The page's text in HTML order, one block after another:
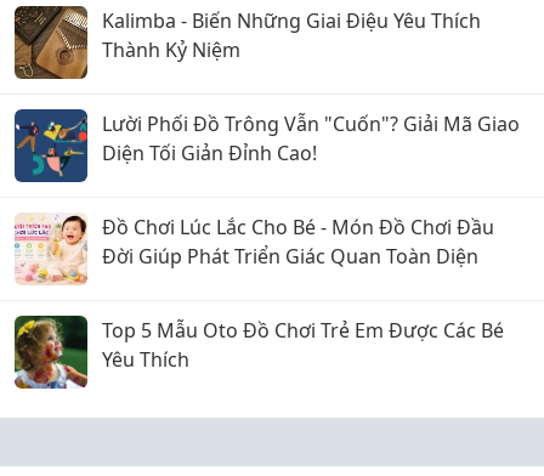
Kalimba - Biến Những Giai Điệu Yêu Thích
Thành Kỷ Niệm
Lười Phối Đồ Trông Vẫn "Cuốn"? Giải Mã Giao
Diện Tối Giản Đỉnh Cao!
Đồ Chơi Lúc Lắc Cho Bé - Món Đồ Chơi Đầu
Đời Giúp Phát Triển Giác Quan Toàn Diện
Top 5 Mẫu Oto Đồ Chơi Trẻ Em Được Các Bé
Yêu Thích